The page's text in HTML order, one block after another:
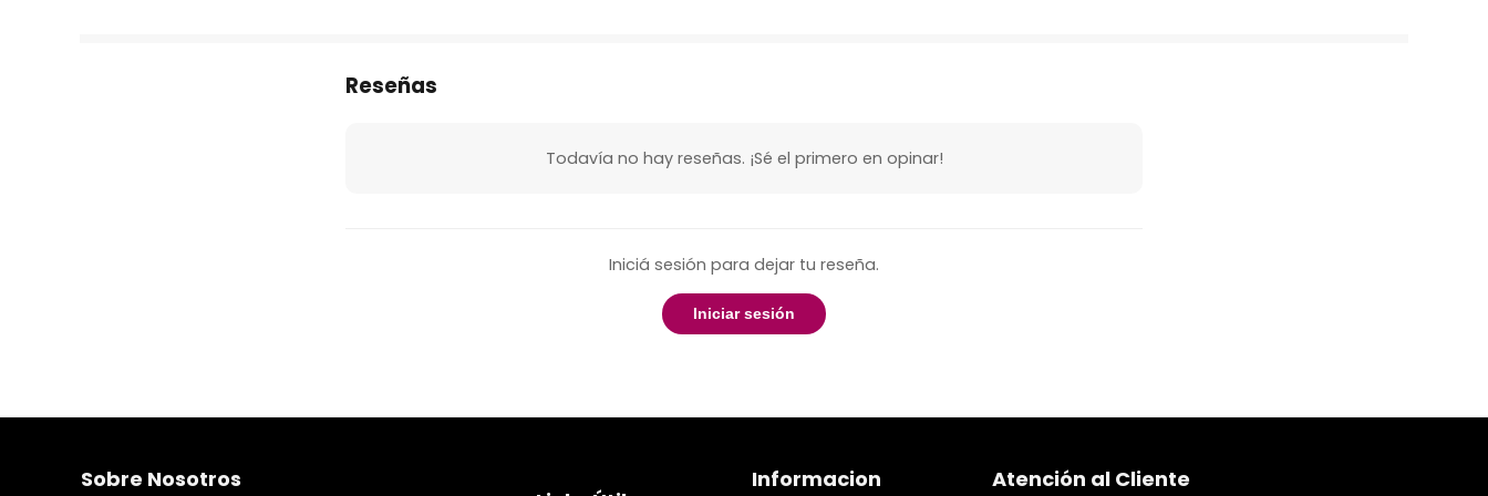
Reseñas
Todavía no hay reseñas. ¡Sé el primero en opinar!
Iniciá sesión para dejar tu reseña.
Iniciar sesión
Sobre Nosotros
Informacion Atención al Cliente